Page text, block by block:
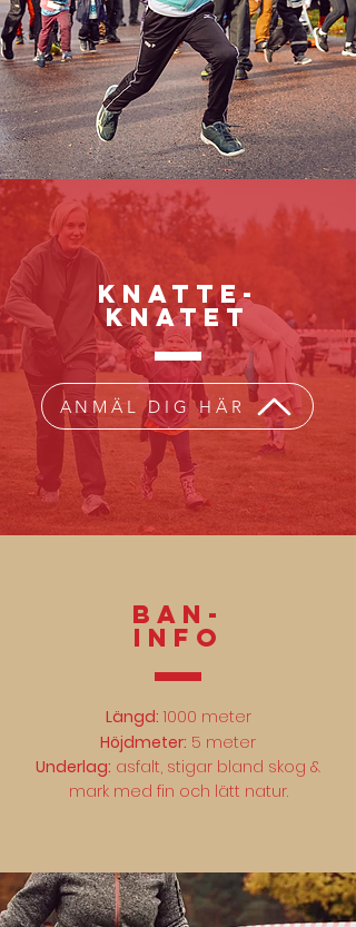
KNATTE-
KNATET
ANMÄL DIG HÄR
Ban-
INFO
Längd: 1000 meter
Höjdmeter: 5 meter
Underlag: asfalt, stigar bland skog &
mark med fin och lätt natur.